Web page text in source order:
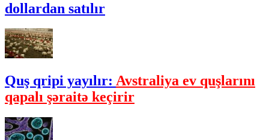
dollardan satılır
Quş qripi yayılır: Avstraliya ev quşlarını
qapalı şəraitə keçirir